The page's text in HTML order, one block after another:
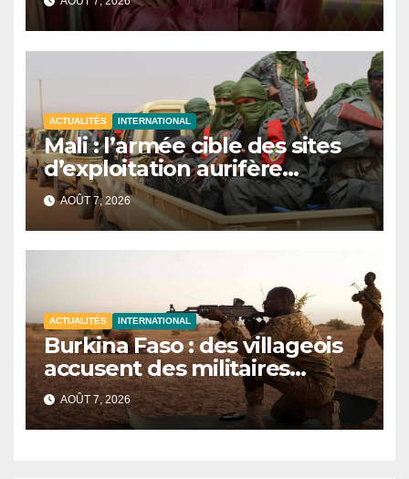
81e Assemblée générale.
ACTUALITÉS INTERNATIONAL
Mali : l’armée cible des sites
d’exploitation aurifère
clandestine attribués à des
groupes armés
AOÛT 7, 2026
ACTUALITÉS INTERNATIONAL
Burkina Faso : des villageois
accusent des militaires
d’avoir tué au moins 48 civils
après une attaque terroriste
AOÛT 7, 2026